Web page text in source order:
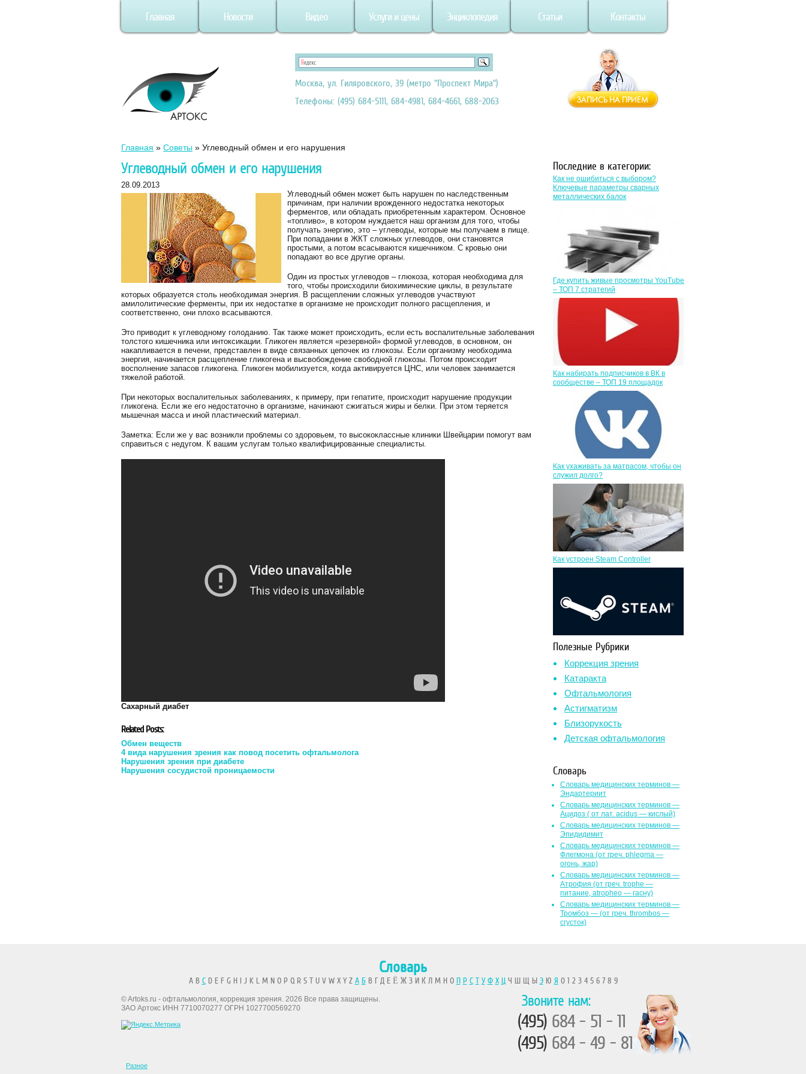
Главная Новости Видео Услуги и цены Энциклопедия Статьи Контакты
Москва, ул. Гиляровского, 39 (метро "Проспект Мира")
Телефоны: (495) 684-5111, 684-4981, 684-4661, 688-2063
Главная » Советы » Углеводный обмен и его нарушения
Углеводный обмен и его нарушения
28.09.2013
Углеводный обмен может быть нарушен по наследственным
причинам, при наличии врожденного недостатка некоторых
ферментов, или обладать приобретенным характером. Основное
«топливо», в котором нуждается наш организм для того, чтобы
получать энергию, это – углеводы, которые мы получаем в пище.
При попадании в ЖКТ сложных углеводов, они становятся
простыми, а потом всасываются кишечником. С кровью они
попадают во все другие органы.
Один из простых углеводов – глюкоза, которая необходима для
того, чтобы происходили биохимические циклы, в результате
которых образуется столь необходимая энергия. В расщеплении сложных углеводов участвуют
амилолитические ферменты, при их недостатке в организме не происходит полного расщепления, и
соответственно, они плохо всасываются.
Это приводит к углеводному голоданию. Так также может происходить, если есть воспалительные заболевания
толстого кишечника или интоксикации. Гликоген является «резервной» формой углеводов, в основном, он
накапливается в печени, представлен в виде связанных цепочек из глюкозы. Если организму необходима
энергия, начинается расщепление гликогена и высвобождение свободной глюкозы. Потом происходит
восполнение запасов гликогена. Гликоген мобилизуется, когда активируется ЦНС, или человек занимается
тяжелой работой.
При некоторых воспалительных заболеваниях, к примеру, при гепатите, происходит нарушение продукции
гликогена. Если же его недостаточно в организме, начинают сжигаться жиры и белки. При этом теряется
мышечная масса и иной пластический материал.
Заметка: Если же у вас возникли проблемы со здоровьем, то высококлассные клиники Швейцарии помогут вам
справиться с недугом. К вашим услугам только квалифицированные специалисты.
Сахарный диабет
Related Posts:
Обмен веществ
4 вида нарушения зрения как повод посетить офтальмолога
Нарушения зрения при диабете
Нарушения сосудистой проницаемости
Последние в категории:
Как не ошибиться с выбором?
Ключевые параметры сварных
металлических балок
Где купить живые просмотры YouTube
– ТОП 7 стратегий
Как набирать подписчиков в ВК в
сообществе – ТОП 19 площадок
Как ухаживать за матрасом, чтобы он
служил долго?
Как устроен Steam Controller
Полезные Рубрики
Коррекция зрения
Катаракта
Офтальмология
Астигматизм
Близорукость
Детская офтальмология
Словарь
Словарь медицинских терминов —
Эндартериит
Словарь медицинских терминов —
Ацидоз ( от лат. асidus — кислый)
Словарь медицинских терминов —
Эпидидимит
Словарь медицинских терминов —
Флегмона (от гpeч. phlegma —
огонь, жар)
Словарь медицинских терминов —
Атрофия (от греч. trophe —
питание, atropheo — гасну)
Словарь медицинских терминов —
Тромбоз — (от греч. thrombos —
сгусток)
Словарь
A B CD E F G H I J K L M N O P Q R S T U V W X Y Z А БВ Г Д Е Ё Ж З И К Л М Н О П Р С Т У Ф Х ЦЧ Ш Щ Ы ЭЮ Я 0 1 2 3 4 5 6 7 8 9
© Artoks.ru - офтальмология, коррекция зрения. 2026 Все права защищены.
ЗАО Артокс ИНН 7710070277 ОГРН 1027700569270
Звоните нам:
(495) 684 - 51 - 11
(495) 684 - 49 - 81
Разное